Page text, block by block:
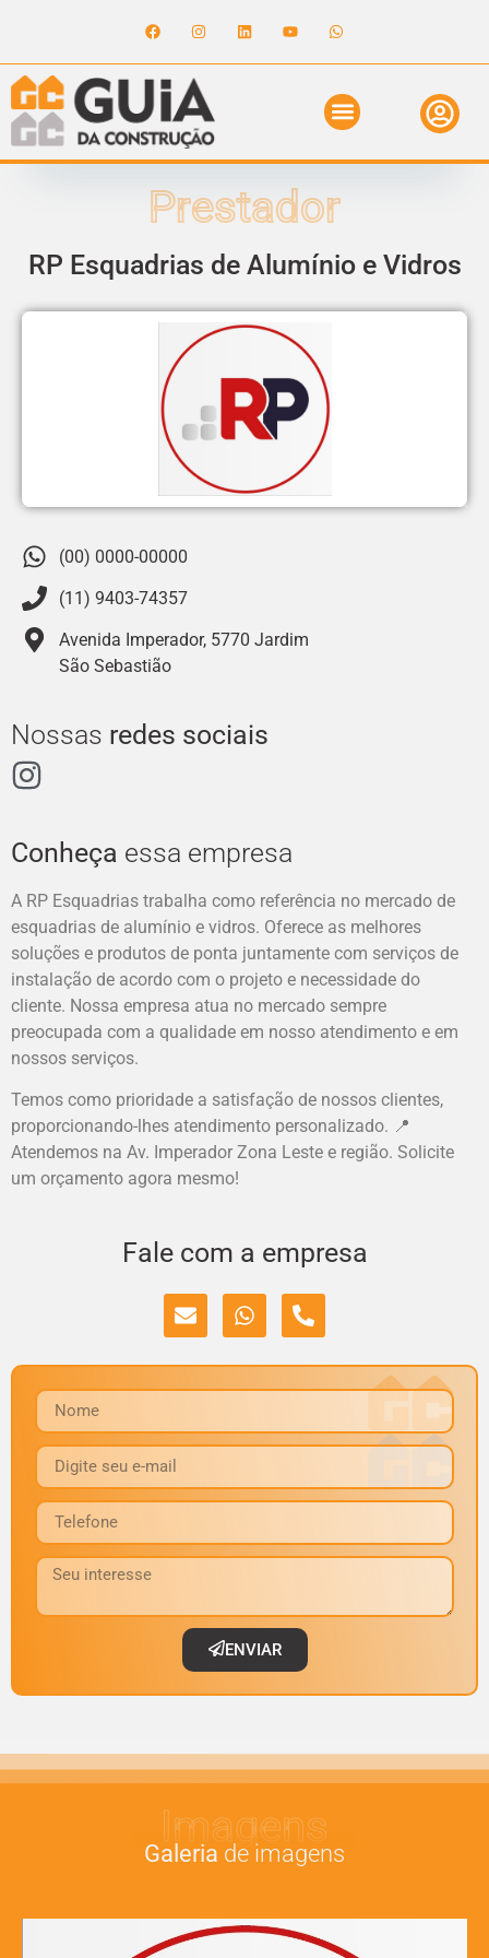
Prestador
RP Esquadrias de Alumínio e Vidros
(00) 0000-00000
(11) 9403-74357
Avenida Imperador, 5770 Jardim
São Sebastião
Nossas redes sociais
Conheça essa empresa
A RP Esquadrias trabalha como referência no mercado de
esquadrias de alumínio e vidros. Oferece as melhores
soluções e produtos de ponta juntamente com serviços de
instalação de acordo com o projeto e necessidade do
cliente. Nossa empresa atua no mercado sempre
preocupada com a qualidade em nosso atendimento e em
nossos serviços.
Temos como prioridade a satisfação de nossos clientes,
proporcionando-lhes atendimento personalizado. 📍
Atendemos na Av. Imperador Zona Leste e região. Solicite
um orçamento agora mesmo!
Fale com a empresa
ENVIAR
Imagens
Galeria de imagens